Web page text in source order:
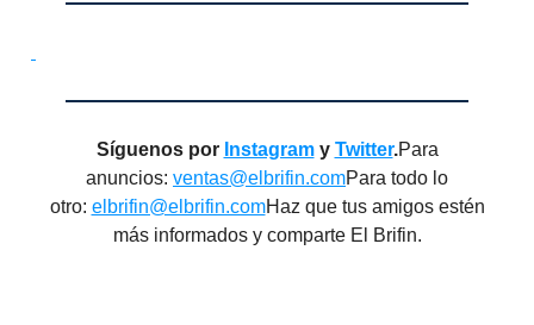
Síguenos por Instagramy Twitter.Para
anuncios: ventas@elbrifin.comPara todo lo
otro: elbrifin@elbrifin.comHaz que tus amigos estén
más informados y comparte El Brifin.